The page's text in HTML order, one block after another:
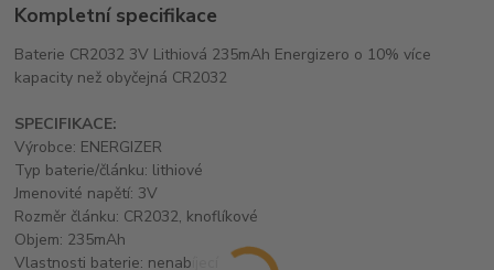
Kompletní specifikace
Baterie CR2032 3V Lithiová 235mAh Energizero o 10% více
kapacity než obyčejná CR2032
SPECIFIKACE:
Výrobce: ENERGIZER
Typ baterie/článku: lithiové
Jmenovité napětí: 3V
Rozměr článku: CR2032, knoflíkové
Objem: 235mAh
Vlastnosti baterie: nenabíjecí